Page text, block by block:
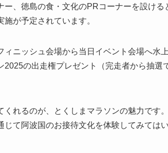
、徳島の食・文化のPRコーナーを設ける
が予定されています。
ニッシュ会場から当日イベント会場へ水
の出走権プレゼント（完走者から抽選
れるのが、とくしまマラソンの魅力です
て阿波国のお接待文化を体験してみては